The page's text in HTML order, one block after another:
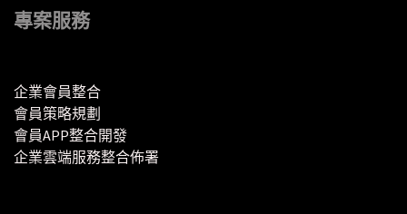
專案服務
企業會員整合
會員策略規劃
會員APP整合開發
企業雲端服務整合佈署